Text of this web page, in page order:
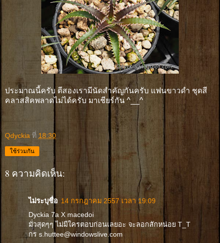
ประมาณนี้ครับ ตีสองเรามีนัดสำคัญกันครับ แฟนขาวดำ ชุดสี
คลาสสิคพลาดไม่ได้ครับ มาเชียร์กัน ^__^
Qdyckia ที่ 18:30
ใช้ร่วมกัน
8 ความคิดเห็น:
ไม่ระบุชื่อ 14 กรกฎาคม 2557 เวลา 19:09
Dyckia 7a X macedoi
มั่วสุดๆๆ ไม่มีใครตอบก่อนเลยอะ จะลอกสักหน่อย T_T
กร s.huttee@windowslive.com